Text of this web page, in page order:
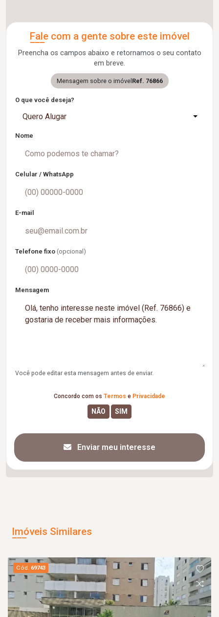
Fale com a gente sobre este imóvel
Preencha os campos abaixo e retornamos o seu contato
em breve.
Mensagem sobre o imóvel Ref. 76866
O que você deseja?
Quero Alugar
Nome
Celular / WhatsApp
E-mail
Telefone fixo (opcional)
Mensagem
Você pode editar esta mensagem antes de enviar.
Concordo com os Termos e Privacidade
Enviar meu interesse
Imóveis Similares
Cód. 69743